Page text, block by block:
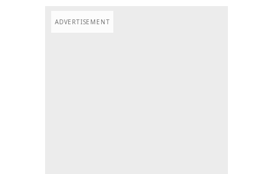
ADVERTISEMENT